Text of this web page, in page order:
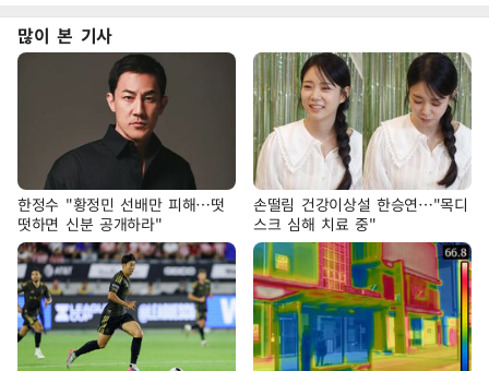
많이 본 기사
한정수 "황정민 선배만 피해…떳
떳하면 신분 공개하라"
손떨림 건강이상설 한승연…"목디
스크 심해 치료 중"